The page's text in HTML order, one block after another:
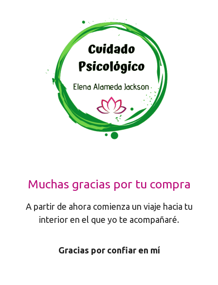
Muchas gracias por tu compra
A partir de ahora comienza un viaje hacia tu
interior en el que yo te acompañaré.
Gracias por confiar en mí